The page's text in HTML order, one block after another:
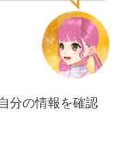
分の情報を確認